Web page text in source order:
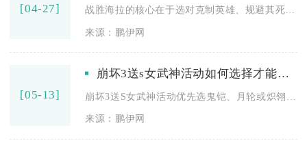
[04-27] 战胜海拉的核心在于选对克制英雄、规避其死亡能量与吸血机制、打...
来源：鹏伊网
[05-13]
崩坏3送s女武神活动如何选择才能更好
来源：鹏伊网